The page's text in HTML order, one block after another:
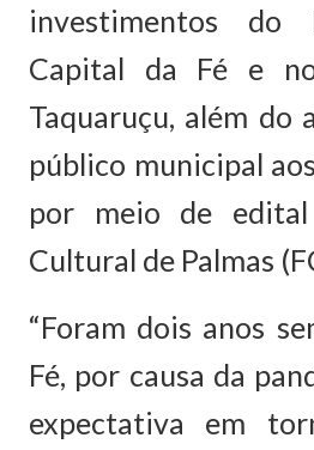
investimentos do
Capital da Fé e
Taquaruçu, além do
público municipal
por meio de edital
Cultural de Palmas
“Foram dois anos
Fé, por causa da
expectativa em